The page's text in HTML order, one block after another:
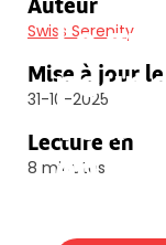
Le
pour
votre
en
Auteur
Swiss Serenity
Mise à jour le
31-10-2025
Lecture en
8 minutes